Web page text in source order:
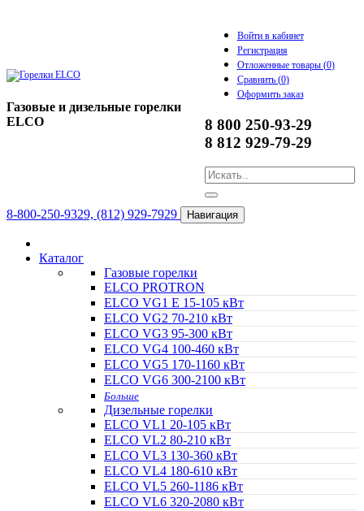
Газовые и дизельные горелки
ELCO
Войти в кабинет
Регистрация
Отложенные товары (0)
Сравнить (0)
Оформить заказ
8 800 250-93-29
8 812 929-79-29
8-800-250-9329, (812) 929-7929 Навигация
Каталог
Газовые горелки
ELCO PROTRON
ELCO VG1 E 15-105 кВт
ELCO VG2 70-210 кВт
ELCO VG3 95-300 кВт
ELCO VG4 100-460 кВт
ELCO VG5 170-1160 кВт
ELCO VG6 300-2100 кВт
Больше
Дизельные горелки
ELCO VL1 20-105 кВт
ELCO VL2 80-210 кВт
ELCO VL3 130-360 кВт
ELCO VL4 180-610 кВт
ELCO VL5 260-1186 кВт
ELCO VL6 320-2080 кВт